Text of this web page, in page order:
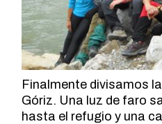
Finalmente divisamos
Góriz. Una luz de faro
hasta el refugio y una